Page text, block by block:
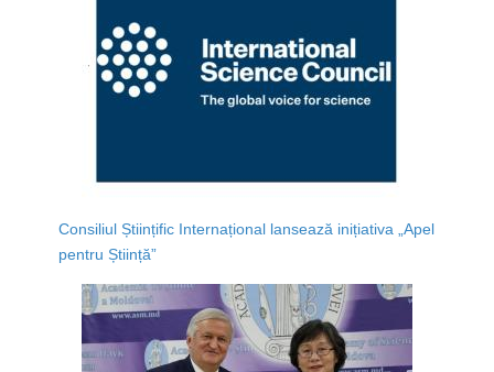
Consiliul Științific Internațional lansează inițiativa „Apel
pentru Știință”